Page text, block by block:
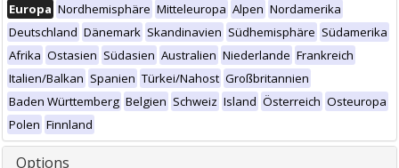
Europa Nordhemisphäre Mitteleuropa Alpen Nordamerika
Deutschland Dänemark Skandinavien Südhemisphäre Südamerika
Afrika Ostasien Südasien Australien Niederlande Frankreich
Italien/Balkan Spanien Türkei/Nahost Großbritannien
Baden Württemberg Belgien Schweiz Island Österreich Osteuropa
Polen Finnland
Options